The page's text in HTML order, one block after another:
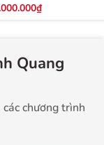
Quang
chương trình